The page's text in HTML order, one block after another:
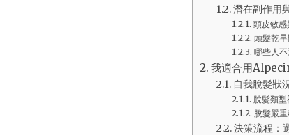
潛在副作用
頭皮敏感
頭髮乾旱
哪些人
我適合用
自我脫髮狀
脫髮類
脫髮嚴
決策流程：